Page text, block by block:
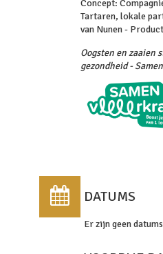
Concept:
Tartaren, lokale
van Nunen -
Oogsten en zaaien
gezondheid -
DATUMS
Er zijn geen